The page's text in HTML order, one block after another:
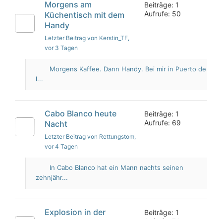
Morgens am
Küchentisch mit dem
Handy
Letzter Beitrag von Kerstin_TF,
vor 3 Tagen
Beiträge: 1
Aufrufe: 50
Morgens Kaffee. Dann Handy. Bei mir in Puerto de
l...
Cabo Blanco heute
Nacht
Letzter Beitrag von Rettungstom,
vor 4 Tagen
Beiträge: 1
Aufrufe: 69
In Cabo Blanco hat ein Mann nachts seinen
zehnjähr...
Explosion in der
Beiträge: 1